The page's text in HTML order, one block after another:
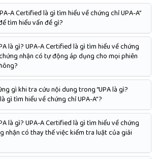
A Certified là gì tìm hiểu về chứng chỉ UPA-A”
tìm hiểu vấn đề gì?
là gì? UPA-A Certified là gì tìm hiểu về chứng
nhận có tự động áp dụng cho mọi phiên
gì khi tra cứu nội dung trong “UPA là gì?
gì tìm hiểu về chứng chỉ UPA-A”?
là gì? UPA-A Certified là gì tìm hiểu về chứng
nhận có thay thế việc kiểm tra luật của giải